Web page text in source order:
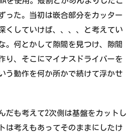
った。当初は嵌合部分をカッター
くしていけば、、、、と考えてい
。何とかして隙間を見つけ、隙間
り、そこにマイナスドライバーを
う動作を何か所かで続けて浮かせ
だも考えて2次側は基盤をカットし
は考えもあってそのままにしたけ